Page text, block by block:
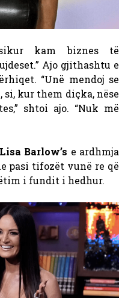
kam biznes të
Ajo gjithashtu e
“Unë mendoj se
kur them diçka, nëse
shtoi ajo. “Nuk më
Lisa Barlow’s e ardhmja
pasi tifozët vunë re që
i fundit i hedhur.